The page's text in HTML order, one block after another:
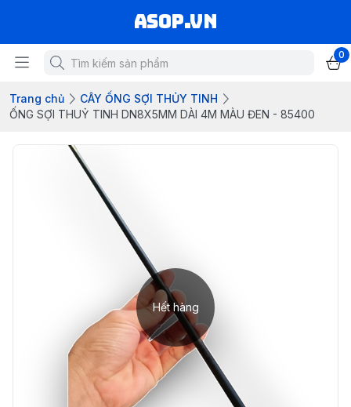
asop.vn
0
Trang chủ
CÂY ỐNG SỢI THỦY TINH
ỐNG SỢI THUỶ TINH DN8X5MM DÀI 4M MÀU ĐEN - 85400
Hết hàng